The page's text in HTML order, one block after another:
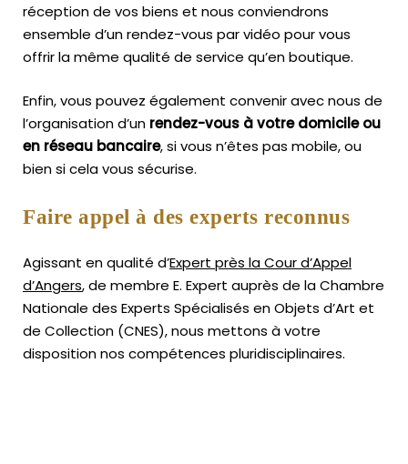
réception de vos biens et nous conviendrons
ensemble d’un rendez-vous par vidéo pour vous
offrir la même qualité de service qu’en boutique.
Enfin, vous pouvez également convenir avec nous de
l’organisation d’un rendez-vous à votre domicile ou
en réseau bancaire, si vous n’êtes pas mobile, ou
bien si cela vous sécurise.
Faire appel à des experts reconnus
Agissant en qualité d’Expert près la Cour d’Appel
d’Angers, de membre E. Expert auprès de laChambre
Nationale des Experts Spécialisés en Objets d’Art et
de Collection (CNES),nous mettons à votre
disposition nos compétences pluridisciplinaires.